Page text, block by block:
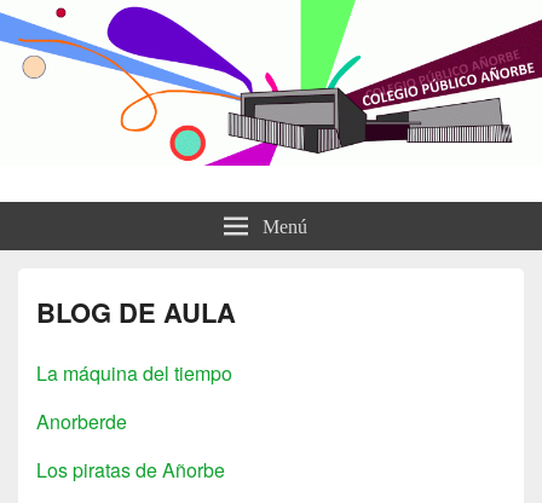
CP de Añorbe Menú
BLOG DE AULA
La máquina del tiempo
Anorberde
Los piratas de Añorbe